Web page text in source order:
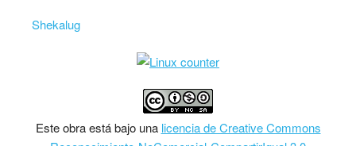
Shekalug
Esteobraestá bajo una licencia de Creative Commons